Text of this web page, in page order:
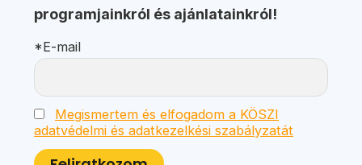
programjainkról és ajánlatainkról!
*E-mail
Megismertem és elfogadom a KÖSZI
adatvédelmi és adatkezelkési szabályzatát